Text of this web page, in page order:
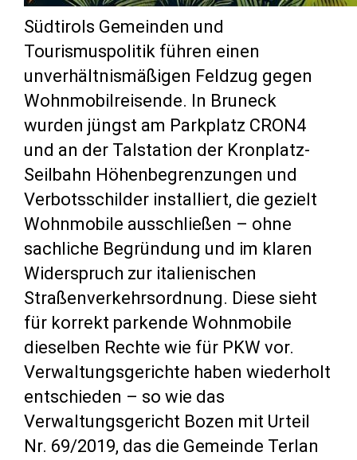
Südtirols Gemeinden und
Tourismuspolitik führen einen
unverhältnismäßigen Feldzug gegen
Wohnmobilreisende. In Bruneck
wurden jüngst am Parkplatz CRON4
und an der Talstation der Kronplatz-
Seilbahn Höhenbegrenzungen und
Verbotsschilder installiert, die gezielt
Wohnmobile ausschließen – ohne
sachliche Begründung und im klaren
Widerspruch zur italienischen
Straßenverkehrsordnung. Diese sieht
für korrekt parkende Wohnmobile
dieselben Rechte wie für PKW vor.
Verwaltungsgerichte haben wiederholt
entschieden – so wie das
Verwaltungsgericht Bozen mit Urteil
Nr. 69/2019, das die Gemeinde Terlan